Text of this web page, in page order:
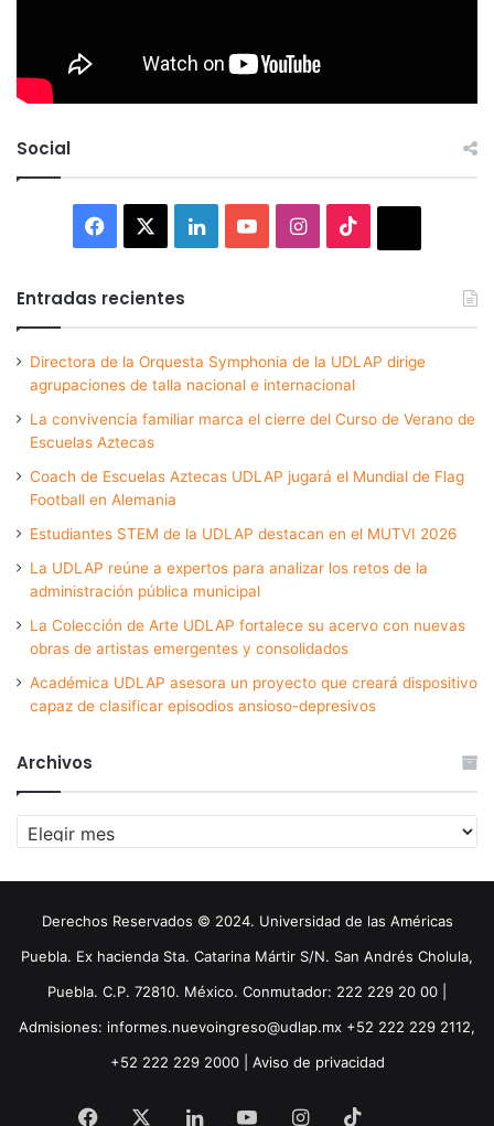
Social
Facebook LinkedInYouTubeInstagram
Entradas recientes
Directora de la Orquesta Symphonia de la UDLAP dirige
agrupaciones de talla nacional e internacional
La convivencia familiar marca el cierre del Curso de Verano de
Escuelas Aztecas
Coach de Escuelas Aztecas UDLAP jugará el Mundial de Flag
Football en Alemania
Estudiantes STEM de la UDLAP destacan en el MUTVI 2026
La UDLAP reúne a expertos para analizar los retos de la
administración pública municipal
La Colección de Arte UDLAP fortalece su acervo con nuevas
obras de artistas emergentes y consolidados
Académica UDLAP asesora un proyecto que creará dispositivo
capaz de clasificar episodios ansioso-depresivos
Archivos
Archivos
Derechos Reservados © 2024. Universidad de las Américas
Puebla. Ex hacienda Sta. Catarina Mártir S/N. San Andrés Cholula,
Puebla. C.P. 72810. México. Conmutador: 222 229 20 00 |
Admisiones: informes.nuevoingreso@udlap.mx +52 222 229 2112,
+52 222 229 2000 | Aviso de privacidad
Facebook LinkedInYouTubeInstagram